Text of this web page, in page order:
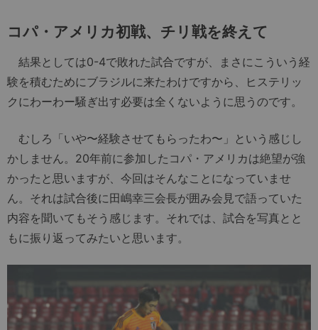
コパ・アメリカ初戦、チリ戦を終えて
結果としては0-4で敗れた試合ですが、まさにこういう経
験を積むためにブラジルに来たわけですから、ヒステリッ
クにわーわー騒ぎ出す必要は全くないように思うのです。
むしろ「いや〜経験させてもらったわ〜」という感じし
かしません。20年前に参加したコパ・アメリカは絶望が強
かったと思いますが、今回はそんなことになっていませ
ん。それは試合後に田嶋幸三会長が囲み会見で語っていた
内容を聞いてもそう感じます。それでは、試合を写真とと
もに振り返ってみたいと思います。